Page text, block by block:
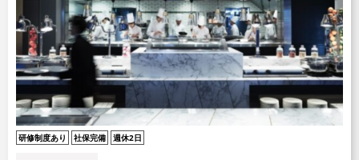
研修制度あり 社保完備 週休2日